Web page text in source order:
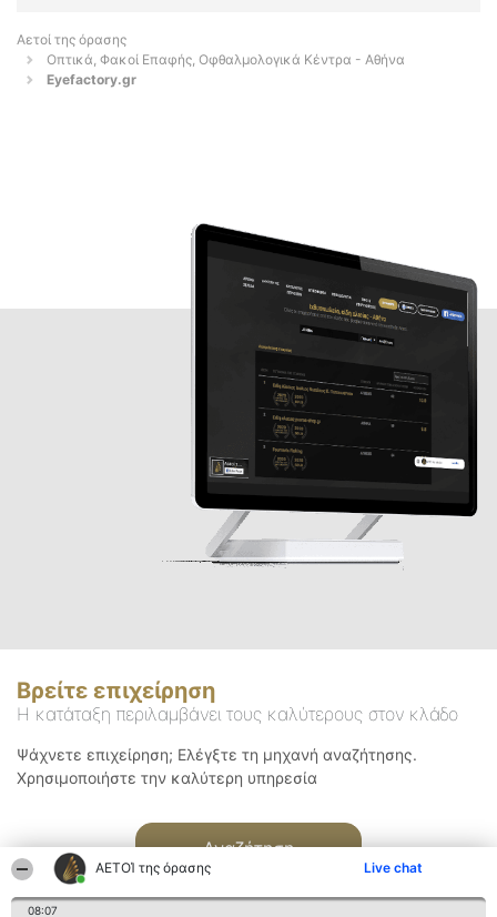
ΑΕΤΟΊ της όρασης Live chat
08:07
Αετοί της όρασης
Οπτικά, Φακοί Επαφής, Οφθαλμολογικά Κέντρα - Αθήνα
Eyefactory.gr
Βρείτε επιχείρηση
Η κατάταξη περιλαμβάνει τους καλύτερους στον κλάδο
Ψάχνετε επιχείρηση; Ελέγξτε τη μηχανή αναζήτησης.
Χρησιμοποιήστε την καλύτερη υπηρεσία
Αναζήτηση